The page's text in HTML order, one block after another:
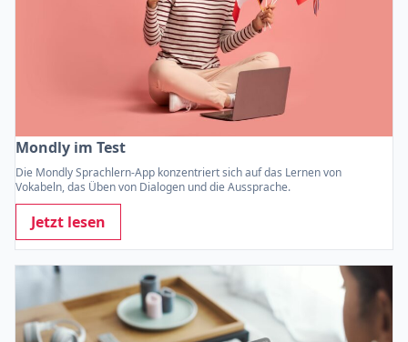
Mondly im Test
Die Mondly Sprachlern-App konzentriert sich auf das Lernen von
Vokabeln, das Üben von Dialogen und die Aussprache.
Jetzt lesen